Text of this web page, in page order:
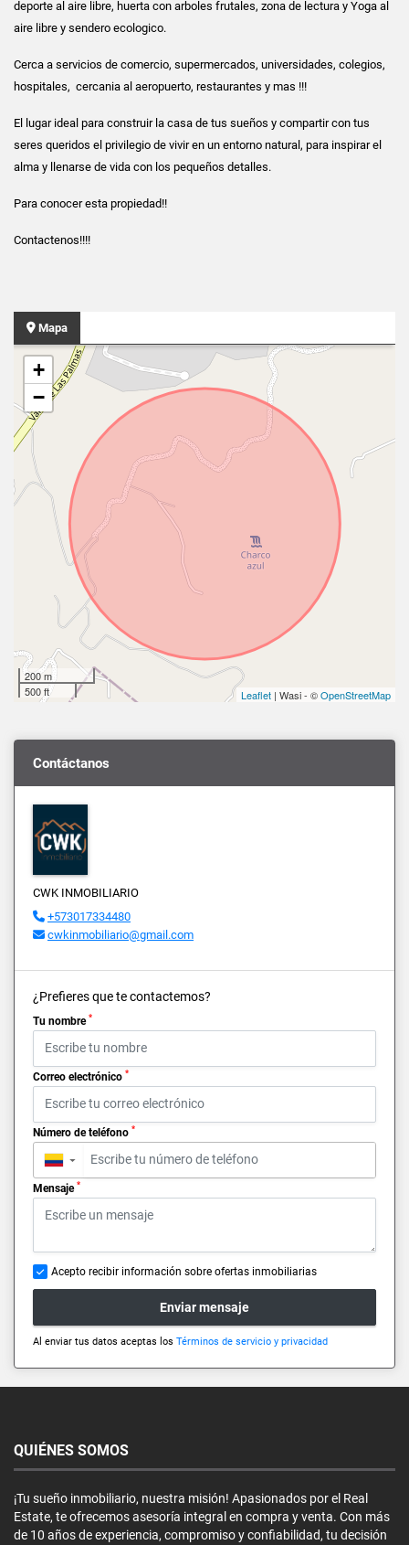
deporte al aire libre, huerta con arboles frutales, zona de lectura y Yoga al
aire libre y sendero ecologico.
Cerca a servicios de comercio, supermercados, universidades, colegios,
hospitales, cercania al aeropuerto, restaurantes y mas !!!
El lugar ideal para construir la casa de tus sueños y compartir con tus
seres queridos el privilegio de vivir en un entorno natural, para inspirar el
alma y llenarse de vida con los pequeños detalles.
Para conocer esta propiedad!!
Contactenos!!!!
Mapa
+
−
200 m
500 ft
Leaflet | Wasi - ©OpenStreetMap
Contáctanos
CWK INMOBILIARIO
+573017334480
cwkinmobiliario@gmail.com
¿Prefieres que te contactemos?
Tu nombre *
Correo electrónico *
Número de teléfono *
▼
Mensaje *
Acepto recibir información sobre ofertas inmobiliarias
Enviar mensaje
Al enviar tus datos aceptas los Términos de servicio y privacidad
QUIÉNES SOMOS
¡Tu sueño inmobiliario, nuestra misión! Apasionados por el Real
Estate, te ofrecemos asesoría integral en compra y venta. Con más
de 10 años de experiencia, compromiso y confiabilidad, tu decisión